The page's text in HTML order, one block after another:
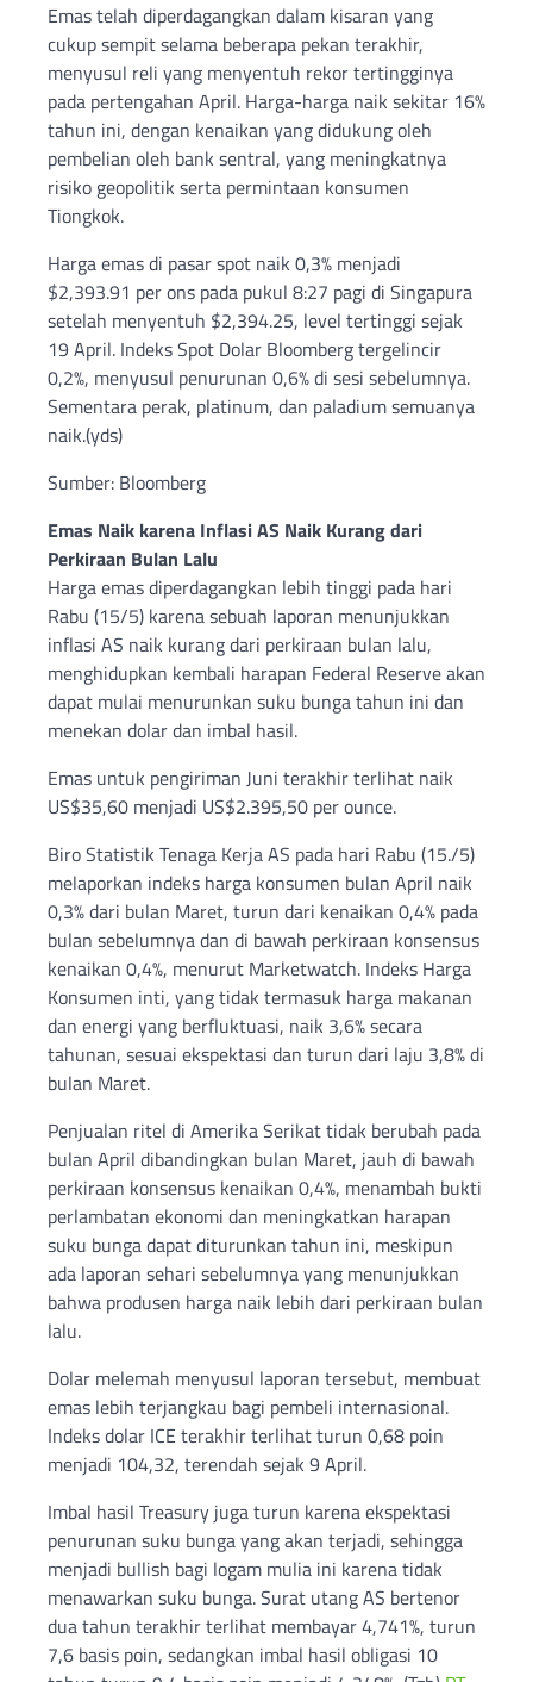
Emas telah diperdagangkan dalam kisaran yang
cukup sempit selama beberapa pekan terakhir,
menyusul reli yang menyentuh rekor tertingginya
pada pertengahan April. Harga-harga naik sekitar 16%
tahun ini, dengan kenaikan yang didukung oleh
pembelian oleh bank sentral, yang meningkatnya
risiko geopolitik serta permintaan konsumen
Tiongkok.
Harga emas di pasar spot naik 0,3% menjadi
$2,393.91 per ons pada pukul 8:27 pagi di Singapura
setelah menyentuh $2,394.25, level tertinggi sejak
19 April. Indeks Spot Dolar Bloomberg tergelincir
0,2%, menyusul penurunan 0,6% di sesi sebelumnya.
Sementara perak, platinum, dan paladium semuanya
naik.(yds)
Sumber: Bloomberg
Emas Naik karena Inflasi AS Naik Kurang dari
Perkiraan Bulan Lalu
Harga emas diperdagangkan lebih tinggi pada hari
Rabu (15/5) karena sebuah laporan menunjukkan
inflasi AS naik kurang dari perkiraan bulan lalu,
menghidupkan kembali harapan Federal Reserve akan
dapat mulai menurunkan suku bunga tahun ini dan
menekan dolar dan imbal hasil.
Emas untuk pengiriman Juni terakhir terlihat naik
US$35,60 menjadi US$2.395,50 per ounce.
Biro Statistik Tenaga Kerja AS pada hari Rabu (15./5)
melaporkan indeks harga konsumen bulan April naik
0,3% dari bulan Maret, turun dari kenaikan 0,4% pada
bulan sebelumnya dan di bawah perkiraan konsensus
kenaikan 0,4%, menurut Marketwatch. Indeks Harga
Konsumen inti, yang tidak termasuk harga makanan
dan energi yang berfluktuasi, naik 3,6% secara
tahunan, sesuai ekspektasi dan turun dari laju 3,8% di
bulan Maret.
Penjualan ritel di Amerika Serikat tidak berubah pada
bulan April dibandingkan bulan Maret, jauh di bawah
perkiraan konsensus kenaikan 0,4%, menambah bukti
perlambatan ekonomi dan meningkatkan harapan
suku bunga dapat diturunkan tahun ini, meskipun
ada laporan sehari sebelumnya yang menunjukkan
bahwa produsen harga naik lebih dari perkiraan bulan
lalu.
Dolar melemah menyusul laporan tersebut, membuat
emas lebih terjangkau bagi pembeli internasional.
Indeks dolar ICE terakhir terlihat turun 0,68 poin
menjadi 104,32, terendah sejak 9 April.
Imbal hasil Treasury juga turun karena ekspektasi
penurunan suku bunga yang akan terjadi, sehingga
menjadi bullish bagi logam mulia ini karena tidak
menawarkan suku bunga. Surat utang AS bertenor
dua tahun terakhir terlihat membayar 4,741%, turun
7,6 basis poin, sedangkan imbal hasil obligasi 10